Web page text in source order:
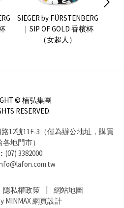
SIEGER by FÜRSTENBERG
｜SIP OF GOLD 香檳杯
（女超人）
© 楠弘集團
RESERVED.
12號11F-3（僅為辦公地址，購買
地門市）
(07) 3382000
隱私權政策
網站地圖
MINMAX 網頁設計